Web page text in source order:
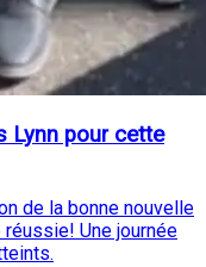
Lynn pour cette
de la bonne nouvelle
Une journée